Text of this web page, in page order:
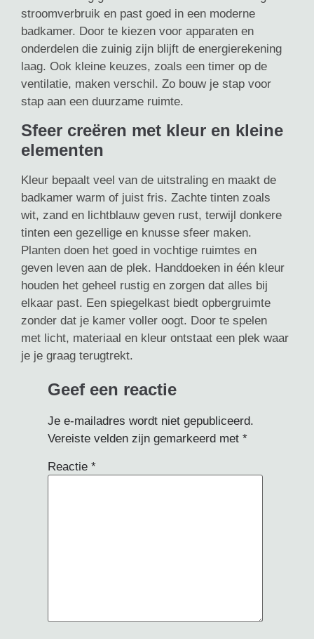
stroomverbruik en past goed in een moderne
badkamer. Door te kiezen voor apparaten en
onderdelen die zuinig zijn blijft de energierekening
laag. Ook kleine keuzes, zoals een timer op de
ventilatie, maken verschil. Zo bouw je stap voor
stap aan een duurzame ruimte.
Sfeer creëren met kleur en kleine
elementen
Kleur bepaalt veel van de uitstraling en maakt de
badkamer warm of juist fris. Zachte tinten zoals
wit, zand en lichtblauw geven rust, terwijl donkere
tinten een gezellige en knusse sfeer maken.
Planten doen het goed in vochtige ruimtes en
geven leven aan de plek. Handdoeken in één kleur
houden het geheel rustig en zorgen dat alles bij
elkaar past. Een spiegelkast biedt opbergruimte
zonder dat je kamer voller oogt. Door te spelen
met licht, materiaal en kleur ontstaat een plek waar
je je graag terugtrekt.
Geef een reactie
Je e-mailadres wordt niet gepubliceerd.
Vereiste velden zijn gemarkeerd met*
Reactie*